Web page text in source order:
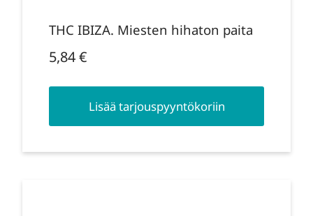
THC IBIZA. Miesten hihaton paita
5,84€
Lisää tarjouspyyntökoriin